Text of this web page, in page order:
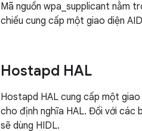
Mã nguồn wpa_supplicant nằm
chiếu cung cấp một giao diện
Hostapd HAL
Hostapd HAL cung cấp một
cho định nghĩa HAL. Đối với các
sẽ dùng HIDL.